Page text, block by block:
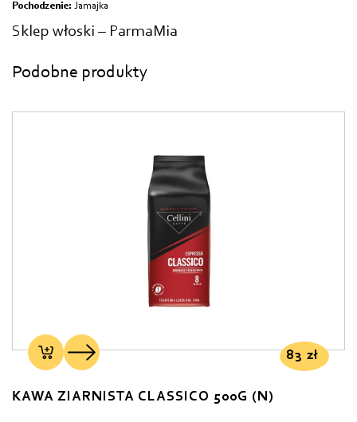
Pochodzenie: Jamajka
Sklep włoski – ParmaMia
Podobne produkty
83 zł
KAWA ZIARNISTA CLASSICO 500G (N)